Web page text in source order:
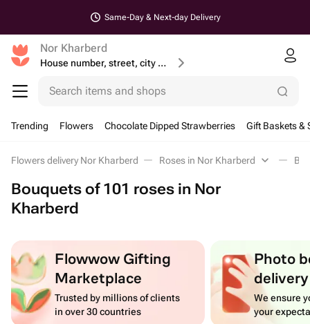
Same-Day & Next-day Delivery
Nor Kharberd
House number, street, city or postcode
Search items and shops
Trending Flowers Chocolate Dipped Strawberries Gift Baskets &
Flowers delivery Nor Kharberd Roses in Nor Kharberd
Bouquets of 101 roses in Nor
Kharberd
Flowwow Gifting
Marketplace
Trusted by millions of clients
in over 30 countries
Photo
delivery
We ensure
your